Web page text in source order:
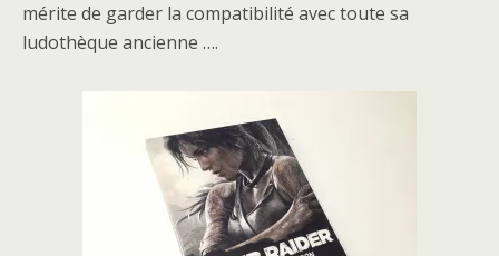
mérite de garder la compatibilité avec toute sa
ludothèque ancienne ….